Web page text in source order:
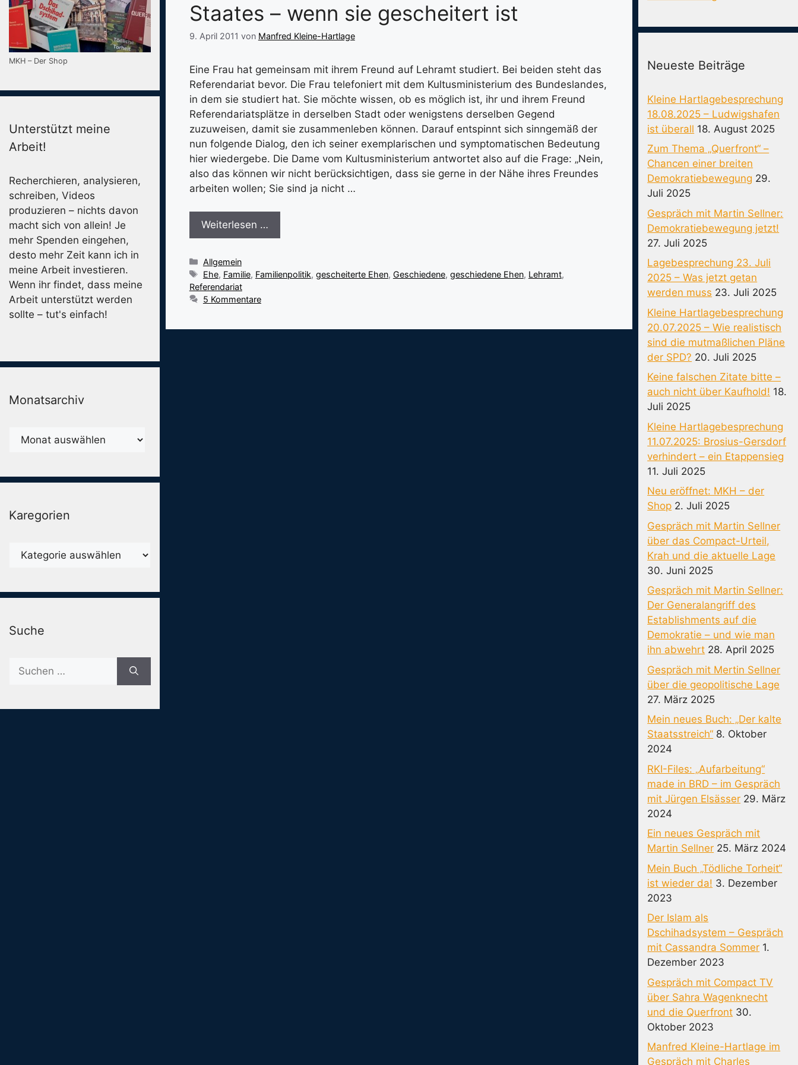
Staates – wenn sie gescheitert ist
9. April 2011 von Manfred Kleine-Hartlage
Eine Frau hat gemeinsam mit ihrem Freund auf Lehramt studiert. Bei beiden steht das
Referendariat bevor. Die Frau telefoniert mit dem Kultusministerium des Bundeslandes,
in dem sie studiert hat. Sie möchte wissen, ob es möglich ist, ihr und ihrem Freund
Referendariatsplätze in derselben Stadt oder wenigstens derselben Gegend
zuzuweisen, damit sie zusammenleben können. Darauf entspinnt sich sinngemäß der
nun folgende Dialog, den ich seiner exemplarischen und symptomatischen Bedeutung
hier wiedergebe. Die Dame vom Kultusministerium antwortet also auf die Frage: „Nein,
also das können wir nicht berücksichtigen, dass sie gerne in der Nähe ihres Freundes
arbeiten wollen; Sie sind ja nicht …
Weiterlesen …
Kategorien
Allgemein
Schlagwörter
Ehe, Familie, Familienpolitik, gescheiterte Ehen, Geschiedene, geschiedene Ehen, Lehramt,
Referendariat
5 Kommentare
MKH – Der Shop
Unterstützt meine
Arbeit!
Recherchieren, analysieren,
schreiben, Videos
produzieren – nichts davon
macht sich von allein! Je
mehr Spenden eingehen,
desto mehr Zeit kann ich in
meine Arbeit investieren.
Wenn ihr findet, dass meine
Arbeit unterstützt werden
sollte – tut's einfach!
Monatsarchiv
Monatsarchiv
Karegorien
Karegorien
Suche
nach:
Neueste Beiträge
Kleine Hartlagebesprechung
18.08.2025 – Ludwigshafen
ist überall 18. August 2025
Zum Thema „Querfront“ –
Chancen einer breiten
Demokratiebewegung 29.
Juli 2025
Gespräch mit Martin Sellner:
Demokratiebewegung jetzt!
27. Juli 2025
Lagebesprechung 23. Juli
2025 – Was jetzt getan
werden muss 23. Juli 2025
Kleine Hartlagebesprechung
20.07.2025 – Wie realistisch
sind die mutmaßlichen Pläne
der SPD? 20. Juli 2025
Keine falschen Zitate bitte –
auch nicht über Kaufhold! 18.
Juli 2025
Kleine Hartlagebesprechung
11.07.2025: Brosius-Gersdorf
verhindert – ein Etappensieg
11. Juli 2025
Neu eröffnet: MKH – der
Shop 2. Juli 2025
Gespräch mit Martin Sellner
über das Compact-Urteil,
Krah und die aktuelle Lage
30. Juni 2025
Gespräch mit Martin Sellner:
Der Generalangriff des
Establishments auf die
Demokratie – und wie man
ihn abwehrt 28. April 2025
Gespräch mit Mertin Sellner
über die geopolitische Lage
27. März 2025
Mein neues Buch: „Der kalte
Staatsstreich“ 8. Oktober
2024
RKI-Files: „Aufarbeitung“
made in BRD – im Gespräch
mit Jürgen Elsässer 29. März
2024
Ein neues Gespräch mit
Martin Sellner 25. März 2024
Mein Buch „Tödliche Torheit“
ist wieder da! 3. Dezember
2023
Der Islam als
Dschihadsystem – Gespräch
mit Cassandra Sommer 1.
Dezember 2023
Gespräch mit Compact TV
über Sahra Wagenknecht
und die Querfront 30.
Oktober 2023
Manfred Kleine-Hartlage im
Gespräch mit Charles